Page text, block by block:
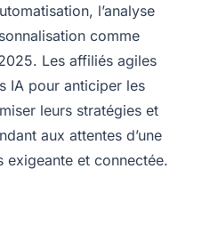
l’analyse
comme
Les affiliés agiles
IA pour anticiper les
leurs stratégies et
aux attentes d’une
exigeante et connectée.